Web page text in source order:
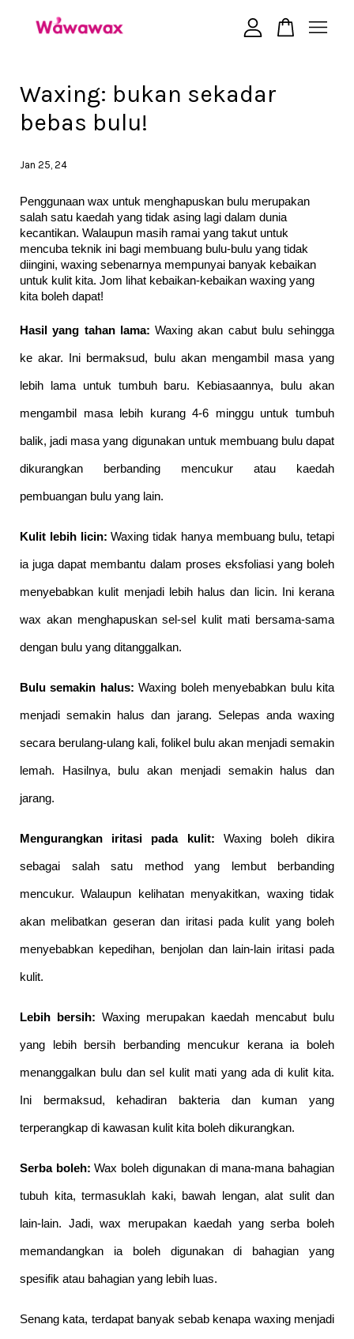
Waxing: bukan sekadar
bebas bulu!
Jan 25, 24
Penggunaan wax untuk menghapuskan bulu merupakan
salah satu kaedah yang tidak asing lagi dalam dunia
kecantikan. Walaupun masih ramai yang takut untuk
mencuba teknik ini bagi membuang bulu-bulu yang tidak
diingini, waxing sebenarnya mempunyai banyak kebaikan
untuk kulit kita. Jom lihat kebaikan-kebaikan waxing yang
kita boleh dapat!
Hasil yang tahan lama: Waxing akan cabut bulu sehingga
ke akar. Ini bermaksud, bulu akan mengambil masa yang
lebih lama untuk tumbuh baru. Kebiasaannya, bulu akan
mengambil masa lebih kurang 4-6 minggu untuk tumbuh
balik, jadi masa yang digunakan untuk membuang bulu dapat
dikurangkan berbanding mencukur atau kaedah
pembuangan bulu yang lain.
Kulit lebih licin: Waxing tidak hanya membuang bulu, tetapi
ia juga dapat membantu dalam proses eksfoliasi yang boleh
menyebabkan kulit menjadi lebih halus dan licin. Ini kerana
wax akan menghapuskan sel-sel kulit mati bersama-sama
dengan bulu yang ditanggalkan.
Bulu semakin halus: Waxing boleh menyebabkan bulu kita
menjadi semakin halus dan jarang. Selepas anda waxing
secara berulang-ulang kali, folikel bulu akan menjadi semakin
lemah. Hasilnya, bulu akan menjadi semakin halus dan
jarang.
Mengurangkan iritasi pada kulit: Waxing boleh dikira
sebagai salah satu method yang lembut berbanding
mencukur. Walaupun kelihatan menyakitkan, waxing tidak
akan melibatkan geseran dan iritasi pada kulit yang boleh
menyebabkan kepedihan, benjolan dan lain-lain iritasi pada
kulit.
Lebih bersih: Waxing merupakan kaedah mencabut bulu
yang lebih bersih berbanding mencukur kerana ia boleh
menanggalkan bulu dan sel kulit mati yang ada di kulit kita.
Ini bermaksud, kehadiran bakteria dan kuman yang
terperangkap di kawasan kulit kita boleh dikurangkan.
Serba boleh: Wax boleh digunakan di mana-mana bahagian
tubuh kita, termasuklah kaki, bawah lengan, alat sulit dan
lain-lain. Jadi, wax merupakan kaedah yang serba boleh
memandangkan ia boleh digunakan di bahagian yang
spesifik atau bahagian yang lebih luas.
Senang kata, terdapat banyak sebab kenapa waxing menjadi
Your cart is currently empty.
CONTINUE SHOPPING